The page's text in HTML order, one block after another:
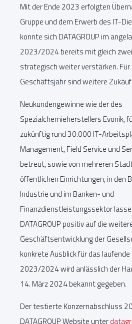
Mit der Ende 2023 erfolgten
Gruppe und dem Erwerb des IT-
konnte sich DATAGROUP im
2023/2024 bereits mit gleich
strategisch weiter verstärken. Für
Geschäftsjahr sind weitere
Neukundengewinne wie der des
Spezialchemieherstellers Evonik,
zukünftig rund 30.000 IT-
Management, Field Service und
betreut, sowie von mehreren
öffentlichen Einrichtungen, in den
Industrie und im Banken- und
Finanzdienstleistungssektor
DATAGROUP positiv auf die
Geschäftsentwicklung der
konkrete Ausblick für das
2023/2024 wird anlässlich der
14. März 2024 bekannt gegeben.
Der testierte Konzernabschluss
DATAGROUP Website unter